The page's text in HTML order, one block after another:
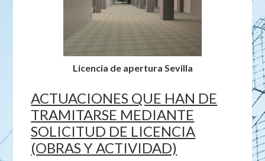
Licencia de apertura Sevilla
ACTUACIONES QUE HAN DE
TRAMITARSE MEDIANTE
SOLICITUD DE LICENCIA
(OBRAS Y ACTIVIDAD)